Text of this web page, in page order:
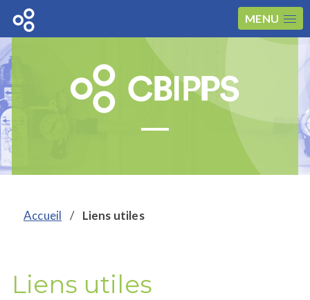
MENU
Accueil / Liens utiles
Liens utiles